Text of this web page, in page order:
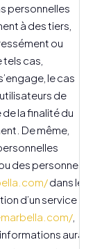
personnelles
à des tiers,
ou
tels cas,
le cas
de
la finalité du
De même,
des personnes
dans les
d’un service
aura